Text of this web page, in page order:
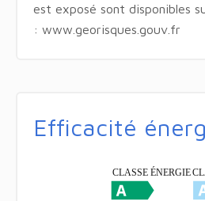
est exposé sont disponibles
: www.georisques.gouv.fr
Efficacité